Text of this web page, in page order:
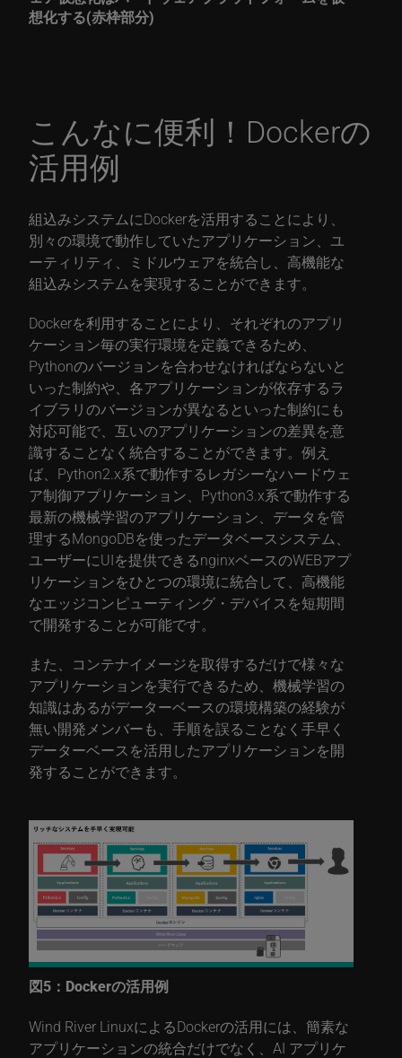
想化する(赤枠部分)
こんなに便利！Dockerの
活用例
組込みシステムにDockerを活用することにより、
別々の環境で動作していたアプリケーション、ユ
ーティリティ、ミドルウェアを統合し、高機能な
組込みシステムを実現することができます。
Dockerを利用することにより、それぞれのアプリ
ケーション毎の実行環境を定義できるため、
Pythonのバージョンを合わせなければならないと
いった制約や、各アプリケーションが依存するラ
イブラリのバージョンが異なるといった制約にも
対応可能で、互いのアプリケーションの差異を意
識することなく統合することができます。例え
ば、Python2.x系で動作するレガシーなハードウェ
ア制御アプリケーション、Python3.x系で動作する
最新の機械学習のアプリケーション、データを管
理するMongoDBを使ったデータベースシステム、
ユーザーにUIを提供できるnginxベースのWEBアプ
リケーションをひとつの環境に統合して、高機能
なエッジコンピューティング・デバイスを短期間
で開発することが可能です。
また、コンテナイメージを取得するだけで様々な
アプリケーションを実行できるため、機械学習の
知識はあるがデーターベースの環境構築の経験が
無い開発メンバーも、手順を誤ることなく手早く
データーベースを活用したアプリケーションを開
発することができます。
図5：Dockerの活用例
Wind River LinuxによるDockerの活用には、簡素な
アプリケーションの統合だけでなく、AI アプリケ